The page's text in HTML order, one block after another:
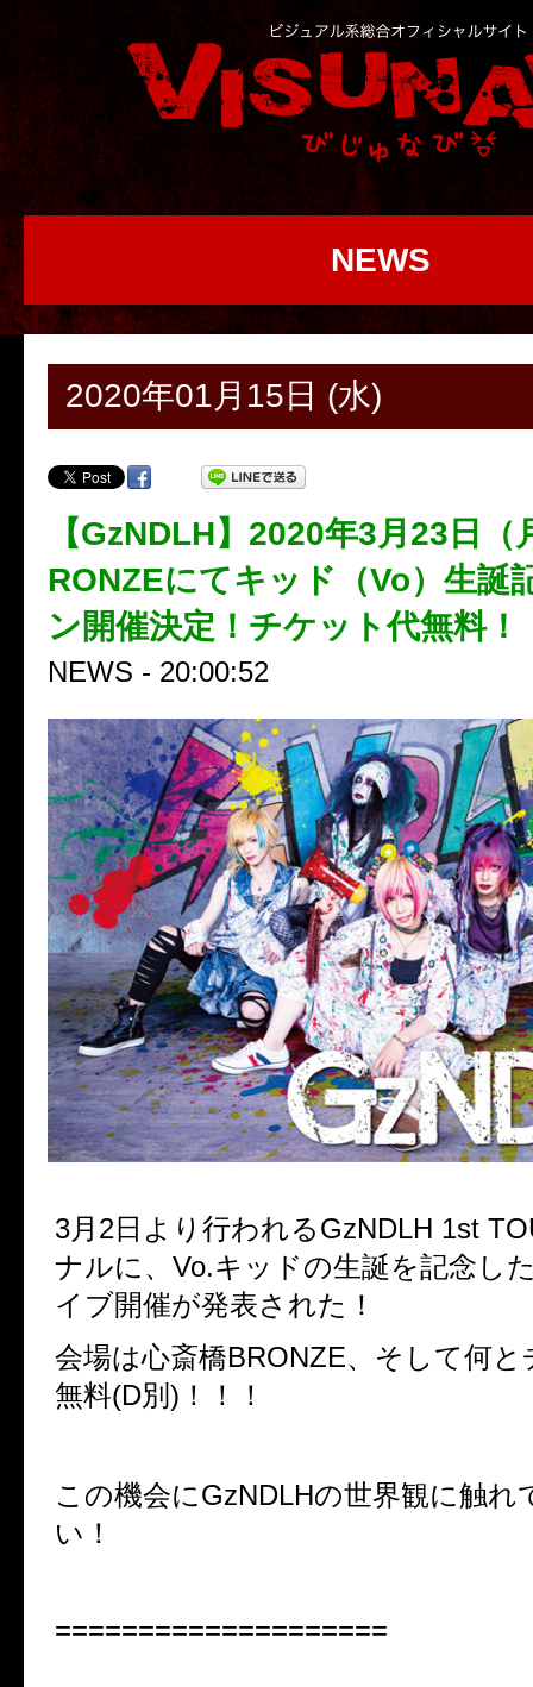
NEWS
2020年01月15日 (水)
【GzNDLH】2020年3月23日（
RONZEにてキッド（Vo）生誕
ン開催決定！チケット代無料！
NEWS - 20:00:52
3月2日より行われるGzNDLH 1st
ナルに、Vo.キッドの生誕を記念し
イブ開催が発表された！
会場は心斎橋BRONZE、そして何
無料(D別)！！！
この機会にGzNDLHの世界観に触れ
い！
====================